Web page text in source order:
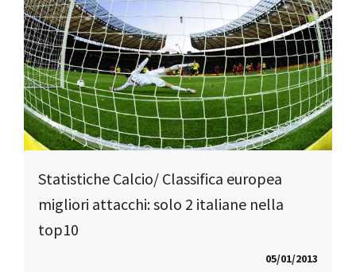
Statistiche Calcio/ Classifica europea
migliori attacchi: solo 2 italiane nella
top10
05/01/2013